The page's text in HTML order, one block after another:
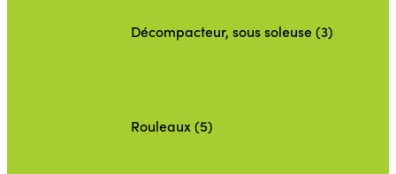
Décompacteur, sous soleuse (3)
Rouleaux (5)